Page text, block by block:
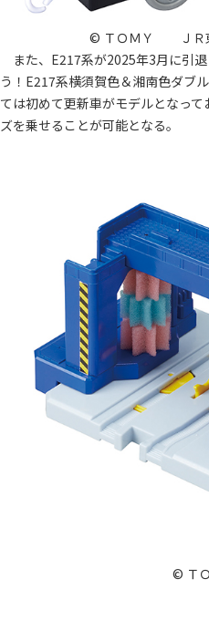
© ＴＯＭＹ ＪＲ
また、E217系が2025年3月に引
う！E217系横須賀色＆湘南色ダブ
ては初めて更新車がモデルとなっ
ズを乗せることが可能となる。
© Ｔ